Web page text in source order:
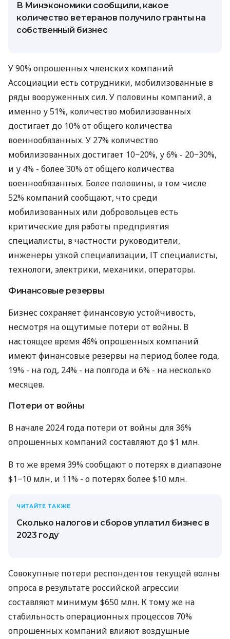
В Минэкономики сообщили, какое
количество ветеранов получило гранты на
собственный бизнес
У 90% опрошенных членских компаний
Ассоциации есть сотрудники, мобилизованные в
ряды вооруженных сил. У половины компаний, а
именно у 51%, количество мобилизованных
достигает до 10% от общего количества
военнообязанных. У 27% количество
мобилизованных достигает 10−20%, у 6% - 20−30%,
и у 4% - более 30% от общего количества
военнообязанных. Более половины, в том числе
52% компаний сообщают, что среди
мобилизованных или добровольцев есть
критические для работы предприятия
специалисты, в частности руководители,
инженеры узкой специализации, ІТ специалисты,
технологи, электрики, механики, операторы.
Финансовые резервы
Бизнес сохраняет финансовую устойчивость,
несмотря на ощутимые потери от войны. В
настоящее время 46% опрошенных компаний
имеют финансовые резервы на период более года,
19% - на год, 24% - на полгода и 6% - на несколько
месяцев.
Потери от войны
В начале 2024 года потери от войны для 36%
опрошенных компаний составляют до $1 млн.
В то же время 39% сообщают о потерях в диапазоне
$1−10 млн, и 11% - о потерях более $10 млн.
ЧИТАЙТЕ ТАКЖЕ
Сколько налогов и сборов уплатил бизнес в
2023 году
Совокупные потери респондентов текущей волны
опроса в результате российской агрессии
составляют минимум $650 млн. К тому же на
стабильность операционных процессов 70%
опрошенных компаний влияют воздушные